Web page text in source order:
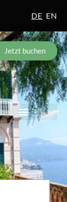
DE EN
Jetzt buchen